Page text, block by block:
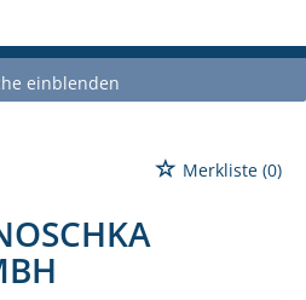
einblenden
Merkliste (0)